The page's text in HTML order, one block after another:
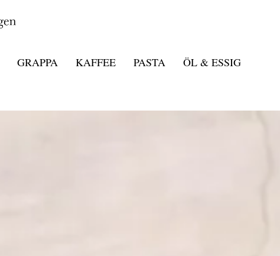
GRAPPA KAFFEE PASTA
ÖL & ESSIG